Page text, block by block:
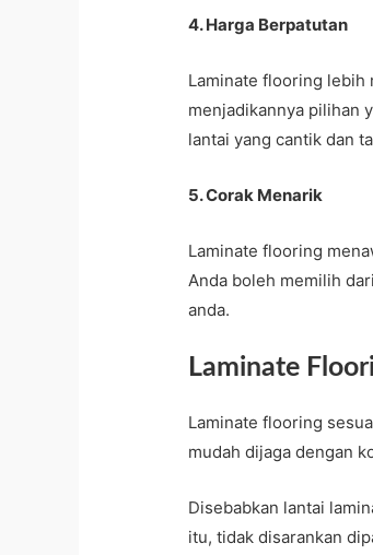
4. Harga Berpatutan
Laminate flooring lebih
menjadikannya pilihan
lantai yang cantik dan
5. Corak Menarik
Laminate flooring
Anda boleh memilih
anda.
Laminate
Laminate flooring
mudah dijaga dengan
Disebabkan lantai
itu, tidak disarankan